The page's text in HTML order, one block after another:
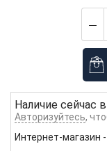
Наличие сейчас в
Авторизуйтесь,
Интернет-магазин -